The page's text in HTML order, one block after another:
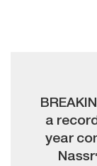
a
year
Nassr'